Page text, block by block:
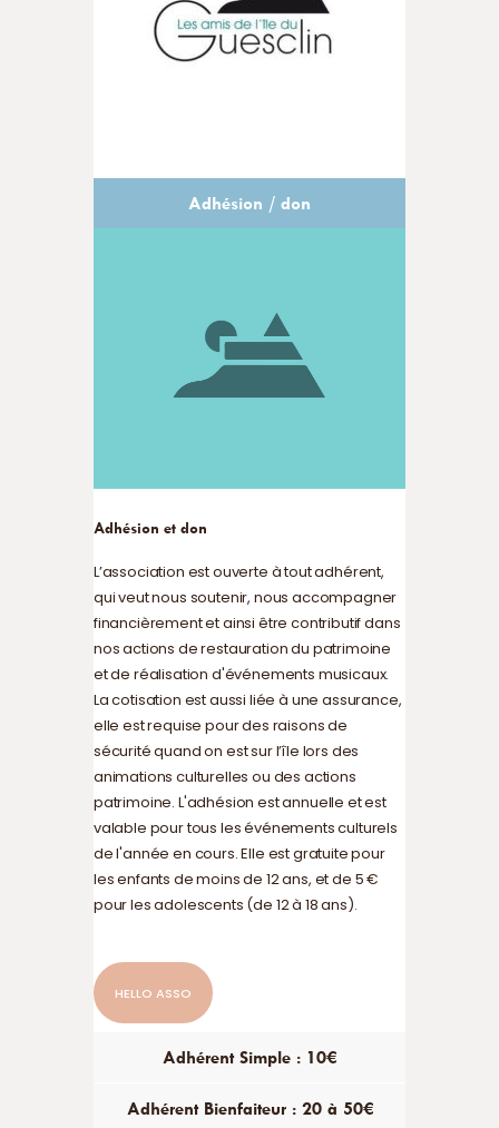
Adhésion / don
Adhésion et don
L’association est ouverte à tout adhérent,
qui veut nous soutenir, nous accompagner
financièrement et ainsi être contributif dans
nos actions de restauration du patrimoine
et de réalisation d'événements musicaux.
La cotisation est aussi liée à une assurance,
elle est requise pour des raisons de
sécurité quand on est sur l’île lors des
animations culturelles ou des actions
patrimoine. L'adhésion est annuelle et est
valable pour tous les événements culturels
de l'année en cours. Elle est gratuite pour
les enfants de moins de 12 ans, et de 5 €
pour les adolescents (de 12 à 18 ans).
HELLO ASSO
Adhérent Simple : 10€
Adhérent Bienfaiteur : 20 à 50€